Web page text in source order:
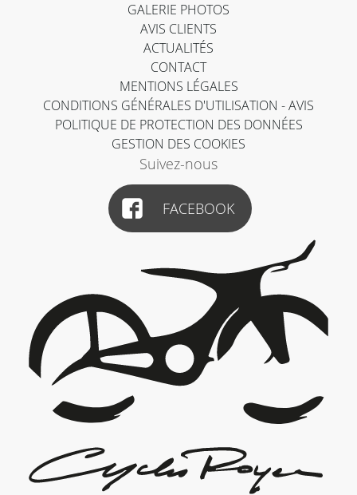
GALERIE PHOTOS
AVIS CLIENTS
ACTUALITÉS
CONTACT
MENTIONS LÉGALES
CONDITIONS GÉNÉRALES D'UTILISATION - AVIS
POLITIQUE DE PROTECTION DES DONNÉES
GESTION DES COOKIES
Suivez-nous
FACEBOOK